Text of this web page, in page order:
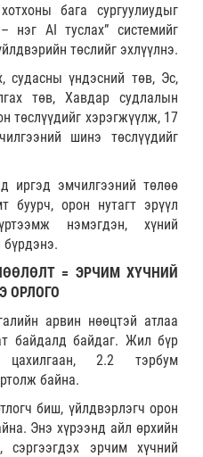
бага сургуулиудыг
нэг AI туслах” системийг
төслийг эхлүүлнэ.
судасны үндэсний төв, Эс,
төв, Хавдар судлалын
төслүүдийг хэрэгжүүлж, 17
шинэ төслүүдийг
иргэд эмчилгээний төлөө
буурч, орон нутагт эрүүл
нэмэгдэн, хүний
бүрдэнэ.
= ЭРЧИМ ХҮЧНИЙ
ОРЛОГО
арвин нөөцтэй атлаа
байдалд байдаг. Жил бүр
2.2 тэрбум
байна.
биш, үйлдвэрлэгч орон
Энэ хүрээнд айл өрхийн
сэргээгдэх эрчим хүчний